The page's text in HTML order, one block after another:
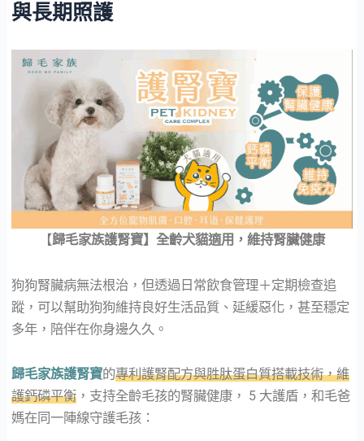
與長期照護
【歸毛家族護腎寶】全齡犬貓適用，維持腎臟健康
狗狗腎臟病無法根治，但透過日常飲食管理＋定期檢查追
蹤，可以幫助狗狗維持良好生活品質、延緩惡化，甚至穩定
多年，陪伴在你身邊久久。
歸毛家族護腎寶的專利護腎配方與胜肽蛋白質搭載技術，維
護鈣磷平衡，支持全齡毛孩的腎臟健康， 5 大護盾，和毛爸
媽在同一陣線守護毛孩：